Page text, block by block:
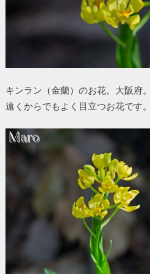
キンラン（金蘭）のお花。大阪府。
遠くからでもよく目立つお花です。